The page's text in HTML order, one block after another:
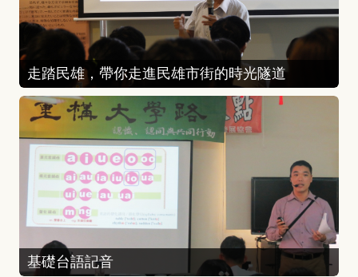
走踏民雄，帶你走進民雄市街的時光隧道
基礎台語記音